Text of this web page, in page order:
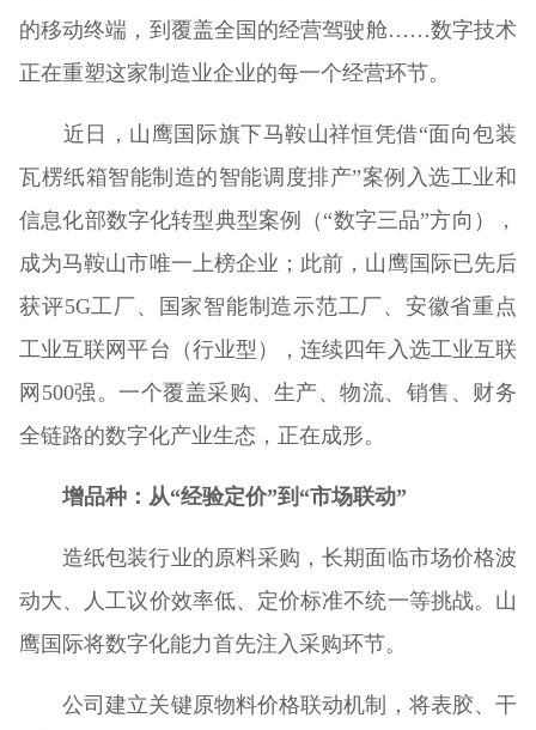
的移动终端，到覆盖全国的经营驾驶舱……数字技术
正在重塑这家制造业企业的每一个经营环节。
近日，山鹰国际旗下马鞍山祥恒凭借“面向包装
瓦楞纸箱智能制造的智能调度排产”案例入选工业和
信息化部数字化转型典型案例（“数字三品”方向），
成为马鞍山市唯一上榜企业；此前，山鹰国际已先后
获评5G工厂、国家智能制造示范工厂、安徽省重点
工业互联网平台（行业型），连续四年入选工业互联
网500强。一个覆盖采购、生产、物流、销售、财务
全链路的数字化产业生态，正在成形。
增品种：从“经验定价”到“市场联动”
造纸包装行业的原料采购，长期面临市场价格波
动大、人工议价效率低、定价标准不统一等挑战。山
鹰国际将数字化能力首先注入采购环节。
公司建立关键原物料价格联动机制，将表胶、干